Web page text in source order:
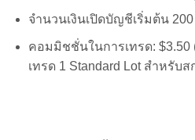
จำนวนเงินเปิดบัญชีเริ่มต้น 200
คอมมิชชั่นในการเทรด: $3.50
เทรด 1 Standard Lot สำหรับ